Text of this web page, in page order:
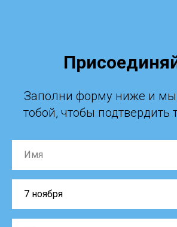
Заполни форму ниже и
тобой, чтобы подтвердить